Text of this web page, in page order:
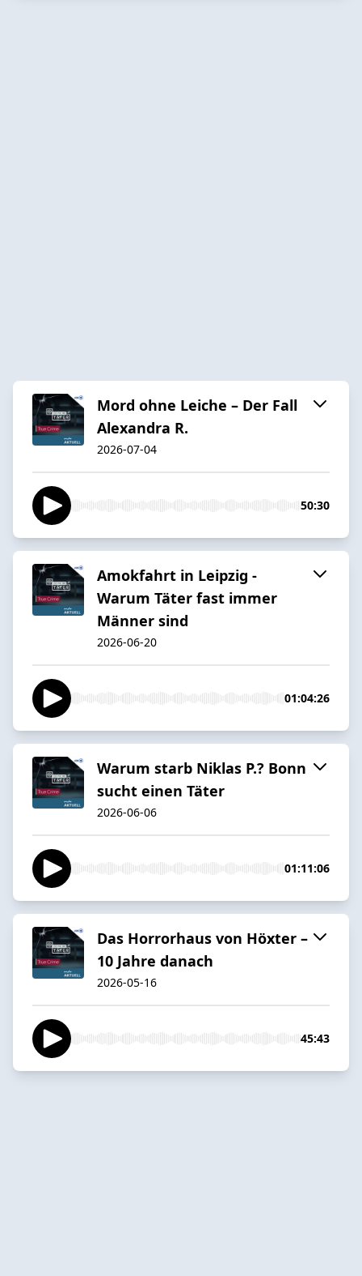
Mord ohne Leiche – Der Fall
Alexandra R.
2026-07-04
50:30
Amokfahrt in Leipzig -
Warum Täter fast immer
Männer sind
2026-06-20
01:04:26
Warum starb Niklas P.? Bonn
sucht einen Täter
2026-06-06
01:11:06
Das Horrorhaus von Höxter –
10 Jahre danach
2026-05-16
45:43